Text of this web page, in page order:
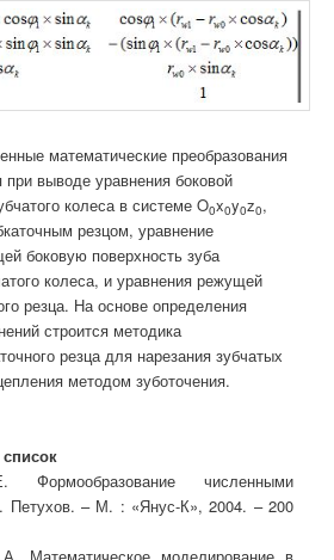
математические преобразования
при выводе уравнения боковой
колеса в системе O0x0y0z0,
резцом, уравнение
боковую поверхность зуба
колеса, и уравнения режущей
резца. На основе определения
строится методика
резца для нарезания зубчатых
методом зуботочения.
численными
– М. : «Янус-К», 2004. – 200